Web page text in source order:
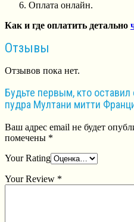
Оплата онлайн.
Как и где оплатить детально
Отзывы
Отзывов пока нет.
Будьте первым, кто
пудра Мултани митти
Ваш адрес email не будет
помечены *
Your Rating
Your Review *